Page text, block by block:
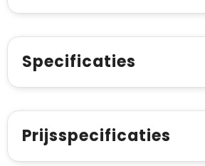
Specificaties
Prijsspecificaties